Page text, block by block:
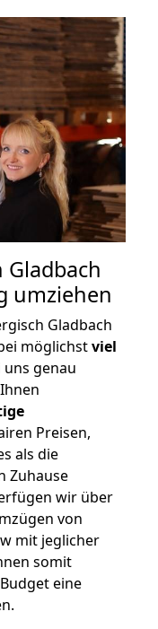
Gladbach
umziehen
Gladbach
möglichstviel
uns genau
Preisen,
als die
Zuhause
wir über
von
mit jeglicher
somit
eine